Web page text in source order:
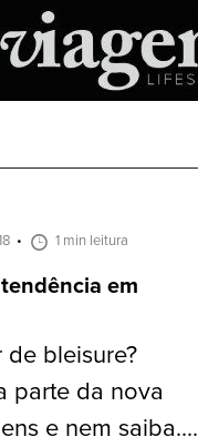
1 min leitura
em
bleisure?
parte da nova
e nem saiba....